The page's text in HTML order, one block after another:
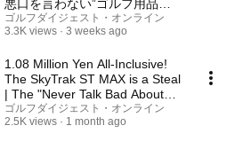
悪口を言わない”ゴルフ用品店
057品目
ゴルフダイジェスト・オンライン
3.3K views
3 weeks ago
1.08 Million Yen All-Inclusive!
The SkyTrak ST MAX is a Steal
| The "Never Talk Bad About
Anythin...
ゴルフダイジェスト・オンライン
2.5K views
1 month ago